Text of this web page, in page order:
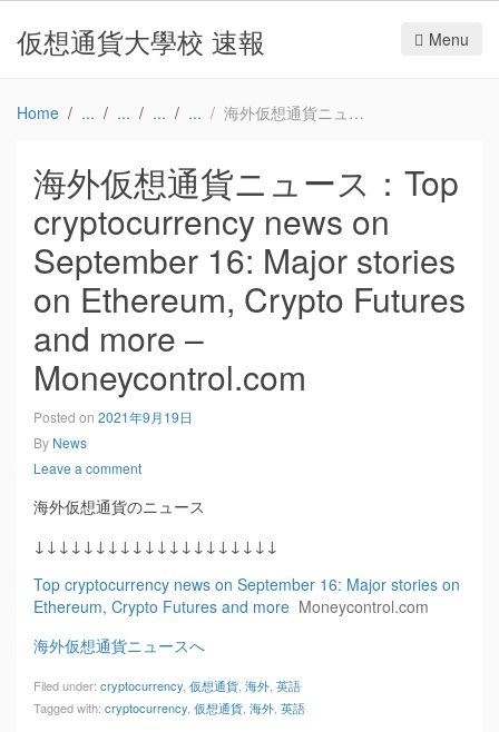
仮想通貨大學校 速報 Menu
Home 海外仮想通貨ニュース：Top cryptocurrency news on September 16: Major stories on Ethereum, Crypto Futures and more – Moneycontrol.com
海外仮想通貨ニュース：Top
cryptocurrency news on
September 16: Major stories
on Ethereum, Crypto Futures
and more –
Moneycontrol.com
Posted on 2021年9月19日
By News
Leave a comment
海外仮想通貨のニュース
↓↓↓↓↓↓↓↓↓↓↓↓↓↓↓↓↓↓↓↓
Top cryptocurrency news on September 16: Major stories on
Ethereum, Crypto Futures and more Moneycontrol.com
海外仮想通貨ニュースへ
Filed under: cryptocurrency 仮想通貨 海外 英語
Tagged with: cryptocurrency 仮想通貨 海外 英語